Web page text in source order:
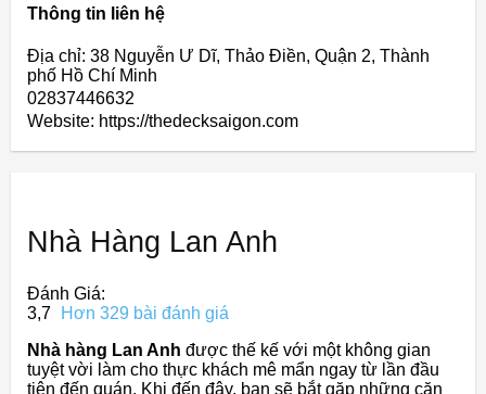
Thông tin liên hệ
Địa chỉ: 38 Nguyễn Ư Dĩ, Thảo Điền, Quận 2, Thành
phố Hồ Chí Minh
02837446632
Website: https://thedecksaigon.com
Nhà Hàng Lan Anh
Đánh Giá:
3,7
Hơn 329 bài đánh giá
Nhà hàng Lan Anh được thế kế với một không gian
tuyệt vời làm cho thực khách mê mẩn ngay từ lần đầu
tiên đến quán. Khi đến đây, bạn sẽ bắt gặp những căn